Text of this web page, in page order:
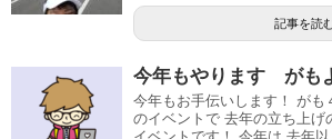
記事を読
今年もやります がも
今年もお手伝いします！ がも
のイベントで 去年の立ち上げ